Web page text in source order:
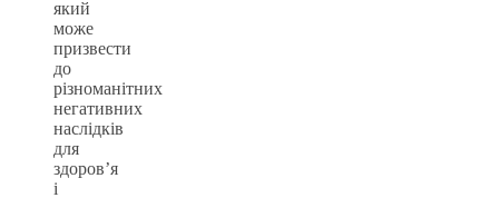
який
може
призвести
до
різноманітних
негативних
наслідків
для
здоров’я
і